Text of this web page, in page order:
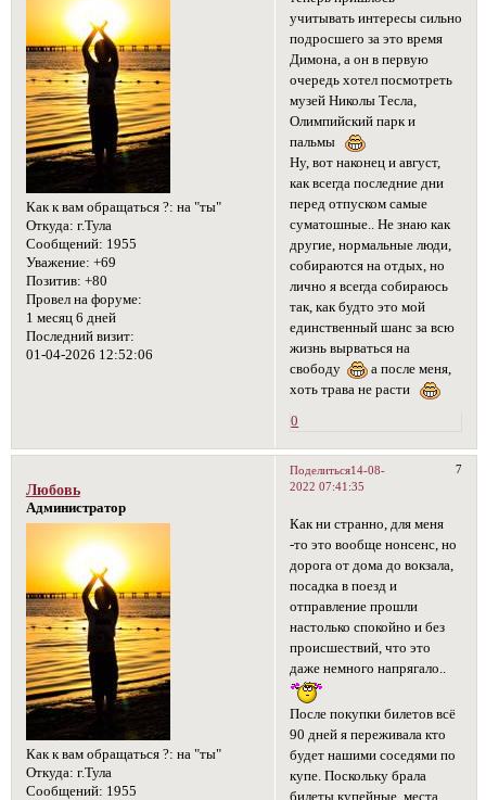
Как к вам обращаться ?: на "ты"
Откуда: г.Тула
Сообщений: 1955
Уважение: +69
Позитив: +80
Провел на форуме:
1 месяц 6 дней
Последний визит:
01-04-2026 12:52:06
учитывать интересы сильно
подросшего за это время
Димона, а он в первую
очередь хотел посмотреть
музей Николы Тесла,
Олимпийский парк и
пальмы
Ну, вот наконец и август,
как всегда последние дни
перед отпуском самые
суматошные.. Не знаю как
другие, нормальные люди,
собираются на отдых, но
лично я всегда собираюсь
так, как будто это мой
единственный шанс за всю
жизнь вырваться на
свободу
а после меня,
хоть трава не расти
0
Поделиться 7
14-08-
2022 07:41:35
Любовь
Администратор
Как к вам обращаться ?: на "ты"
Откуда: г.Тула
Сообщений: 1955
Как ни странно, для меня
-то это вообще нонсенс, но
дорога от дома до вокзала,
посадка в поезд и
отправление прошли
настолько спокойно и без
происшествий, что это
даже немного напрягало..
После покупки билетов всё
90 дней я переживала кто
будет нашими соседями по
купе. Поскольку брала